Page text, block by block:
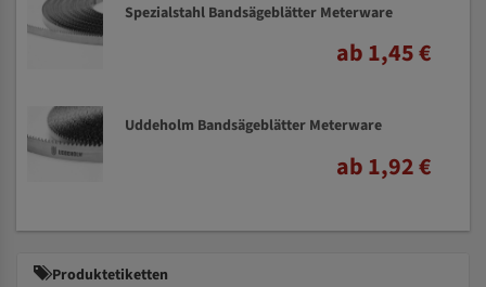
Spezialstahl Bandsägeblätter Meterware
ab 1,45 €
Uddeholm Bandsägeblätter Meterware
ab 1,92 €
Produktetiketten